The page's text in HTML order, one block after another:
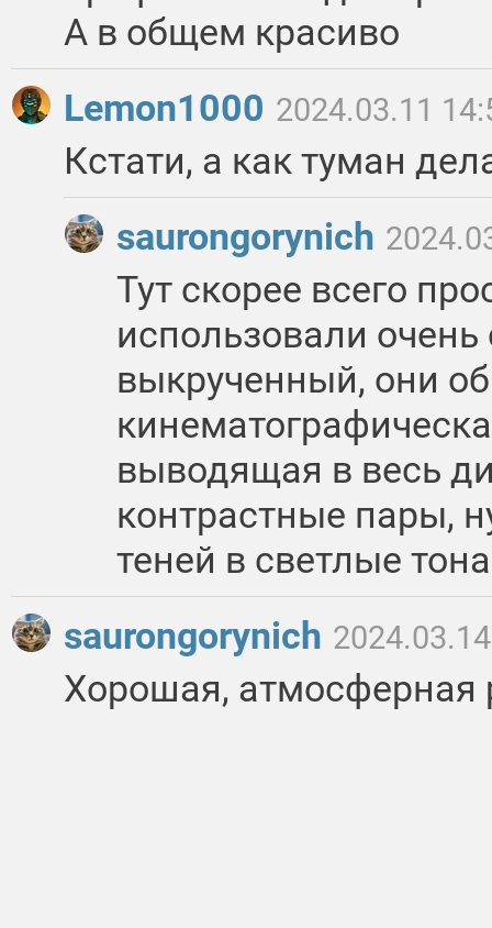
А в общем красиво
Lemon1000 2024.03.11
Кстати, а как туман
saurongorynich
Тут скорее всего
использовали очень
выкрученный, они
выводящая в весь
контрастные пары,
теней в светлые тона
saurongorynich
Хорошая, атмосферная